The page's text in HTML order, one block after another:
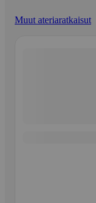
Muut ateriaratkaisut